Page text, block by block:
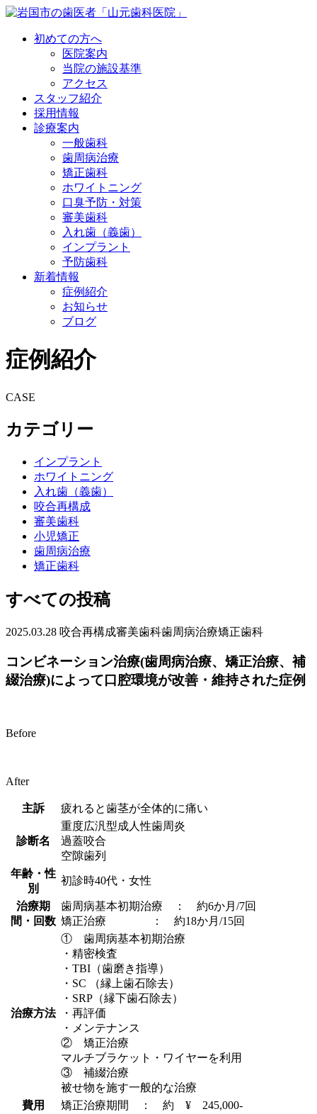
初めての方へ
医院案内
当院の施設基準
アクセス
スタッフ紹介
採用情報
診療案内
一般歯科
歯周病治療
矯正歯科
ホワイトニング
口臭予防・対策
審美歯科
入れ歯（義歯）
インプラント
予防歯科
新着情報
症例紹介
お知らせ
ブログ
症例紹介
CASE
カテゴリー
インプラント
ホワイトニング
入れ歯（義歯）
咬合再構成
審美歯科
小児矯正
歯周病治療
矯正歯科
すべての投稿
2025.03.28 咬合再構成審美歯科歯周病治療矯正歯科
コンビネーション治療(歯周病治療、矯正治療、補
綴治療)によって口腔環境が改善・維持された症例
Before
After
主訴 疲れると歯茎が全体的に痛い
診断名
重度広汎型成人性歯周炎
過蓋咬合
空隙歯列
年齢・性
別
初診時40代・女性
治療期
間・回数
歯周病基本初期治療 ： 約6か月/7回
矯正治療 ： 約18か月/15回
治療方法
① 歯周病基本初期治療
・精密検査
・TBI（歯磨き指導）
・SC （縁上歯石除去）
・SRP（縁下歯石除去）
・再評価
・メンテナンス
② 矯正治療
マルチブラケット・ワイヤーを利用
③ 補綴治療
被せ物を施す一般的な治療
費用
矯正治療期間 ： 約 ¥ 245,000-